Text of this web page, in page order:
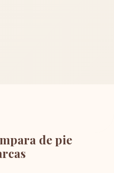
de pie